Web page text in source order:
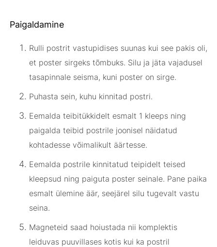
Paigaldamine
Rulli postrit vastupidises suunas kui see pakis oli,
et poster sirgeks tõmbuks. Silu ja jäta vajadusel
tasapinnale seisma, kuni poster on sirge.
Puhasta sein, kuhu kinnitad postri.
Eemalda teibitükkidelt esmalt 1 kleeps ning
paigalda teibid postrile joonisel näidatud
kohtadesse võimalikult äärtesse.
Eemalda postrile kinnitatud teipidelt teised
kleepsud ning paiguta poster seinale. Pane paika
esmalt ülemine äär, seejärel silu tugevalt vastu
seina.
Magneteid saad hoiustada nii komplektis
leiduvas puuvillases kotis kui ka postril